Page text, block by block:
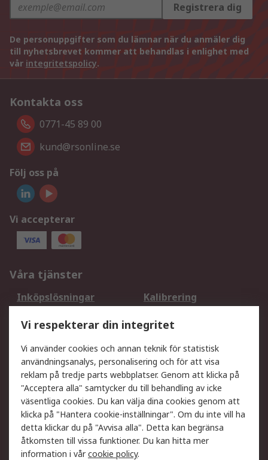
Registrera dig
De personuppgifter som du lämnar när du anmäler dig
till nyhetsbrevet kommer att behandlas i enlighet med
vår integritetspolicy.
Kontakta oss
0771-45 89 00
kund@rsonline.se
Följ oss på
Vi accepterar
Våra tjänster
Inköpslösningar
Kalibrering
DesignSpark
Teknisk Support
Ditt lokala säljteam
Exportlösningar
Support
Få hjälp
Retur av varor
Leverans
Spåra din order
Begär en fakturakopi
Fördelar med RS-konto
Betalningsalternativ
Vi respekterar din integritet
Vi använder cookies och annan teknik för statistisk
användningsanalys, personalisering och för att visa
reklam på tredje parts webbplatser. Genom att klicka på
"Acceptera alla" samtycker du till behandling av icke
väsentliga cookies. Du kan välja dina cookies genom att
klicka på "Hantera cookie-inställningar". Om du inte vill ha
detta klickar du på "Avvisa alla". Detta kan begränsa
åtkomsten till vissa funktioner. Du kan hitta mer
information i vårcookie policy.